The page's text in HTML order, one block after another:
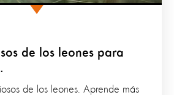
de los leones para
de los leones. Aprende más